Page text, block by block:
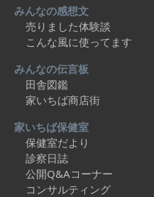
みんなの感想文
売りました体験談
こんな風に使ってます
みんなの伝言板
田舎図鑑
家いちば商店街
家いちば保健室
保健室だより
診察日誌
公開Q&Aコーナー
コンサルティング